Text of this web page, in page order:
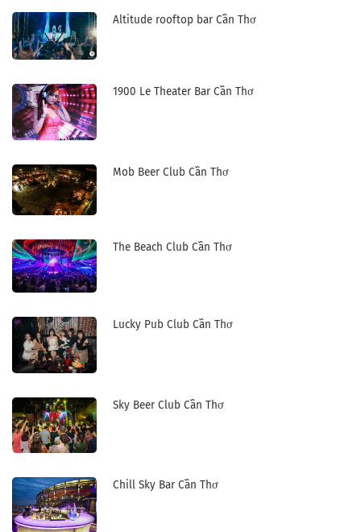
Altitude rooftop bar Cần Thơ
1900 Le Theater Bar Cần Thơ
Mob Beer Club Cần Thơ
The Beach Club Cần Thơ
Lucky Pub Club Cần Thơ
Sky Beer Club Cần Thơ
Chill Sky Bar Cần Thơ